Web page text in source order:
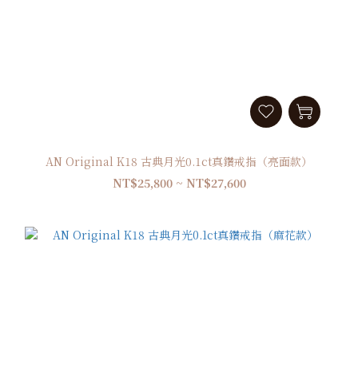
AN Original K18 古典月光0.1ct真鑽戒指（亮面款）
NT$25,800 ~ NT$27,600